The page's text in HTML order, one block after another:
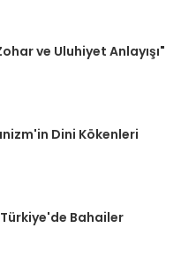
ve Uluhiyet Anlayışı"
Dini Kökenleri
Bahailer